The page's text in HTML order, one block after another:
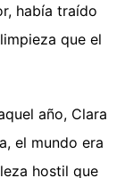
había traído
que el
año, Clara
el mundo era
hostil que